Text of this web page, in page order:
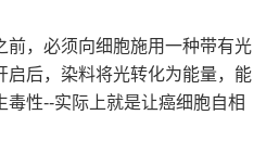
前，必须向细胞施用一种带有光
启后，染料将光转化为能量，能
毒性--实际上就是让癌细胞自相